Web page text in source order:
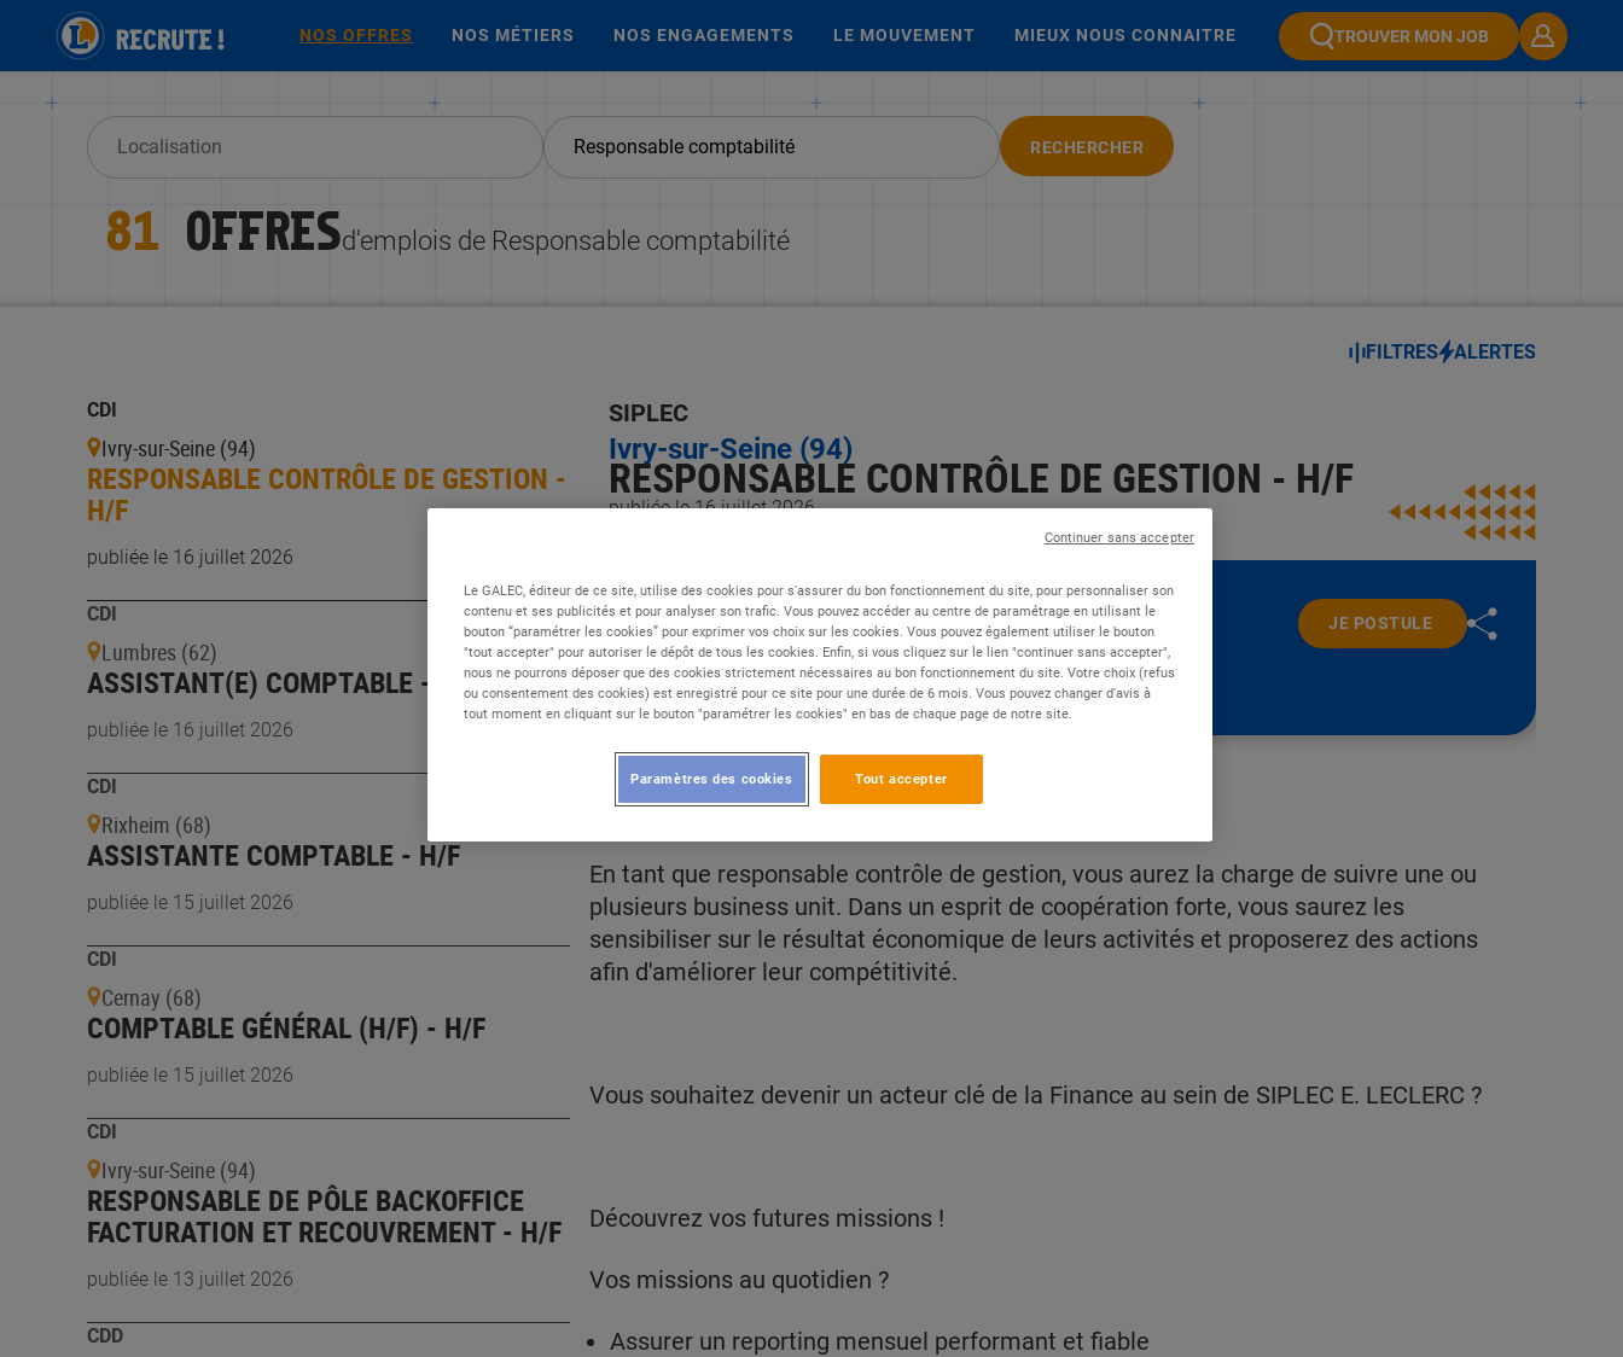
NOS OFFRES NOS MÉTIERS NOS ENGAGEMENTS LE MOUVEMENT MIEUX NOUS CONNAITRE TROUVER MON JOB
RECHERCHER
81 OFFRESd'emplois de Responsable comptabilité
FILTRES ALERTES
CDI
Ivry-sur-Seine (94)
RESPONSABLE CONTRÔLE DE GESTION -
H/F
publiée le 16 juillet 2026
CDI
Lumbres (62)
ASSISTANT(E) COMPTABLE - H/F
publiée le 16 juillet 2026
CDI
Rixheim (68)
ASSISTANTE COMPTABLE - H/F
publiée le 15 juillet 2026
CDI
Cernay (68)
COMPTABLE GÉNÉRAL (H/F) - H/F
publiée le 15 juillet 2026
CDI
Ivry-sur-Seine (94)
RESPONSABLE DE PÔLE BACKOFFICE
FACTURATION ET RECOUVREMENT - H/F
publiée le 13 juillet 2026
CDD
publiée le 16 juillet 2026
RESPONSABLE CONTRÔLE DE GESTION - H/F
Ivry-sur-Seine (94)
SIPLEC
Type de contrat :CDI
Expérience :Confirmé
Études :Bac+5 et plus
JE POSTULE
DESCRIPTION
En tant que responsable contrôle de gestion, vous aurez la charge de suivre une ou
plusieurs business unit. Dans un esprit de coopération forte, vous saurez les
sensibiliser sur le résultat économique de leurs activités et proposerez des actions
afin d'améliorer leur compétitivité.
Vous souhaitez devenir un acteur clé de la Finance au sein de SIPLEC E. LECLERC ?
Découvrez vos futures missions !
Vos missions au quotidien ?
Assurer un reporting mensuel performant et fiable
Le GALEC, éditeur de ce site, utilise des cookies pour s'assurer du bon fonctionnement du site, pour personnaliser son
contenu et ses publicités et pour analyser son trafic. Vous pouvez accéder au centre de paramétrage en utilisant le
bouton “paramétrer les cookies” pour exprimer vos choix sur les cookies. Vous pouvez également utiliser le bouton
"tout accepter" pour autoriser le dépôt de tous les cookies. Enfin, si vous cliquez sur le lien "continuer sans accepter",
nous ne pourrons déposer que des cookies strictement nécessaires au bon fonctionnement du site. Votre choix (refus
ou consentement des cookies) est enregistré pour ce site pour une durée de 6 mois. Vous pouvez changer d'avis à
tout moment en cliquant sur le bouton "paramétrer les cookies" en bas de chaque page de notre site.
Tout accepter
Paramètres des cookies
Continuer sans accepter